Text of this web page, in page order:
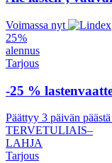
Voimassa nyt
25 %
alennus
Tarjous
-25 %
Päättyy 3 päivän päästä
TERVETULIAIS–
LAHJA
Tarjous